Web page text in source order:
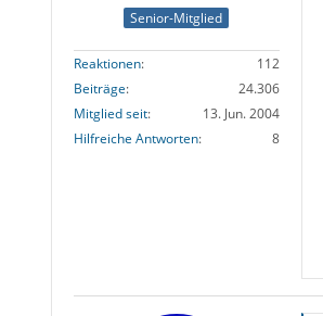
Senior-Mitglied
Reaktionen
112
Beiträge
24.306
Mitglied seit
13. Jun. 2004
Hilfreiche Antworten
8